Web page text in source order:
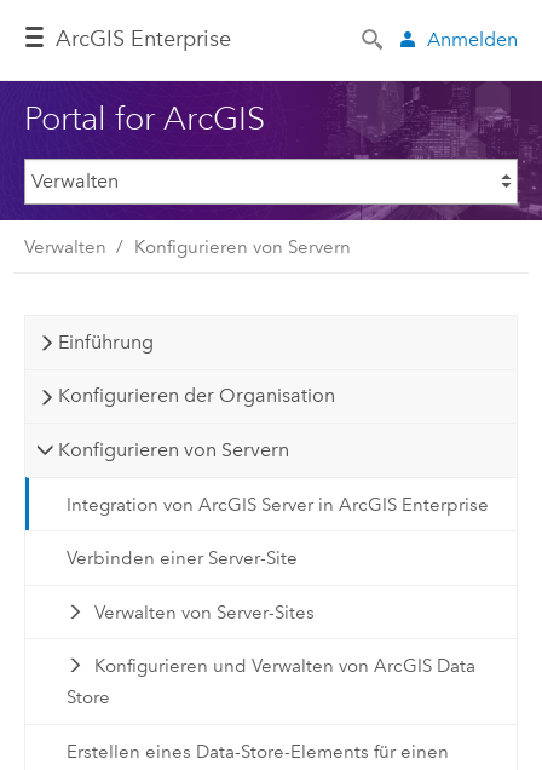
ArcGIS Enterprise Anmelden
Portal for ArcGIS
Verwalten Konfigurieren von Servern
Einführung
Konfigurieren der Organisation
Konfigurieren von Servern
Integration von ArcGIS Server in ArcGIS Enterprise
Verbinden einer Server-Site
Verwalten von Server-Sites
Konfigurieren und Verwalten von ArcGIS Data
Store
Erstellen eines Data-Store-Elements für einen